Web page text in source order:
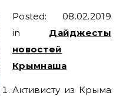
Posted: 08.02.2019
in Дайджесты
новостей
Крымнаша
Активисту из Крыма